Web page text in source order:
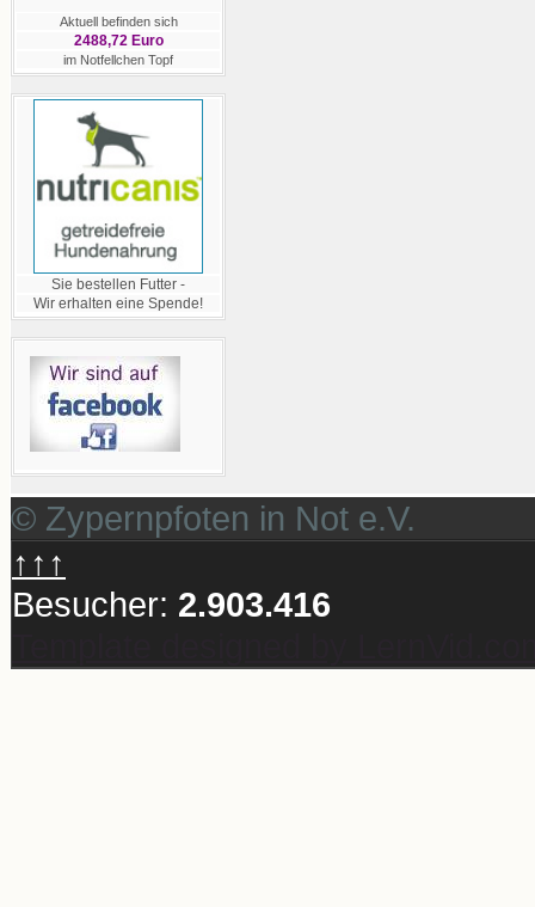
Aktuell befinden sich
2488,72 Euro
im Notfellchen Topf
Sie bestellen Futter -
Wir erhalten eine Spende!
© Zypernpfoten in Not e.V.
↑↑↑
Besucher: 2.903.416